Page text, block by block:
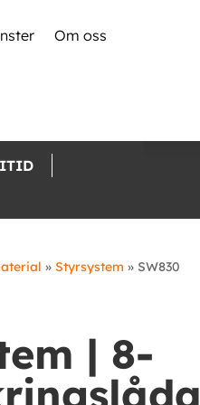
Om oss
» Styrsystem » SW830
| 8-